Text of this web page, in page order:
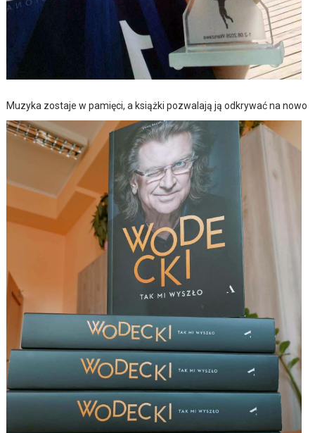
Muzyka zostaje w pamięci, a książki pozwalają ją odkrywać na nowo